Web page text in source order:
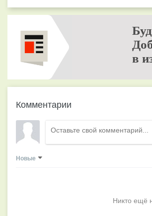
в
Комментарии
Новые
Никто ещё